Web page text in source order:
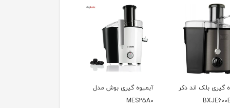
گیری بوش مدل
آبمیوه گیری بوش مدل
MES3500